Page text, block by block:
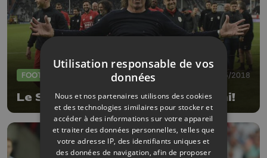
FOOTBALL 21/05/2018
Le Standard et Sa Pinto: c'est fini!
Utilisation responsable de vos
données
Nous et nos partenaires utilisons des cookies
et des technologies similaires pour stocker et
accéder à des informations sur votre appareil
et traiter des données personnelles, telles que
votre adresse IP, des identifiants uniques et
des données de navigation, afin de proposer